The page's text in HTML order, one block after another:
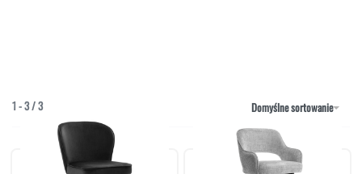
STOLIKI
STOŁY
SZAFKI I KOMODY
1 -3/3 Domyślne sortowanie